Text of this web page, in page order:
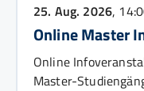
25. Aug. 2026,
Online Master
Online
Master-